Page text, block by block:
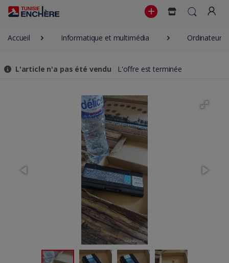
Accueil Informatique et multimédia Ordinateur
L'article n'a pas été vendu L'offre est terminée